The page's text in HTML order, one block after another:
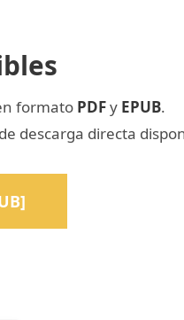
formato PDFy EPUB.
descarga directa